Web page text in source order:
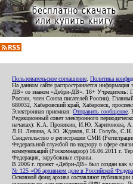
Пользовательское соглашение Политика
На данном сайте распространяется
ДВ» со знаком «Дебри-ДВ». 16+ Учредитель:
России, член Союза писателей России).
680032, Хабаровский край, Хабаровск,
Электронная приемная: Отправить сообщение .
Редакционный совет электронного
началах): К.А. Пронякин, И.Ю.
Л.Н. Левина, А.Ю. Жданов, Е.Н. Голубь,
Свидетельство о регистрации СМИ
Федеральной службой по надзору в сфере
коммуникаций (Роскомнадзор) 16.06.2011 г.
Федерация, зарубежные страны.
В 2006 г. проект «Дебри-ДВ» был создан как
№ 125 «Об архивном деле в Российской
Основной фонд архива составляют публикации